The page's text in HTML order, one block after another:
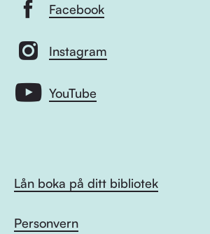
Facebook
Instagram
YouTube
Lån boka på ditt bibliotek
Personvern